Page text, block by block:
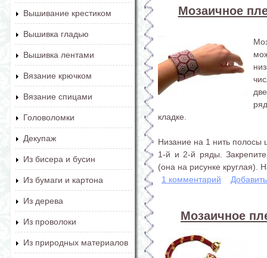
Вышивание крестиком
Вышивка гладью
Вышивка лентами
Вязание крючком
Вязание спицами
Головоломки
Декупаж
Из бисера и бусин
Из бумаги и картона
Из дерева
Из проволоки
Из природных материалов
Мозаичное
кладке.
Низание на 1 нить полосы
1-й и 2-й ряды.
(она на рисунке круглая).
1 комментарий
Мозаичное